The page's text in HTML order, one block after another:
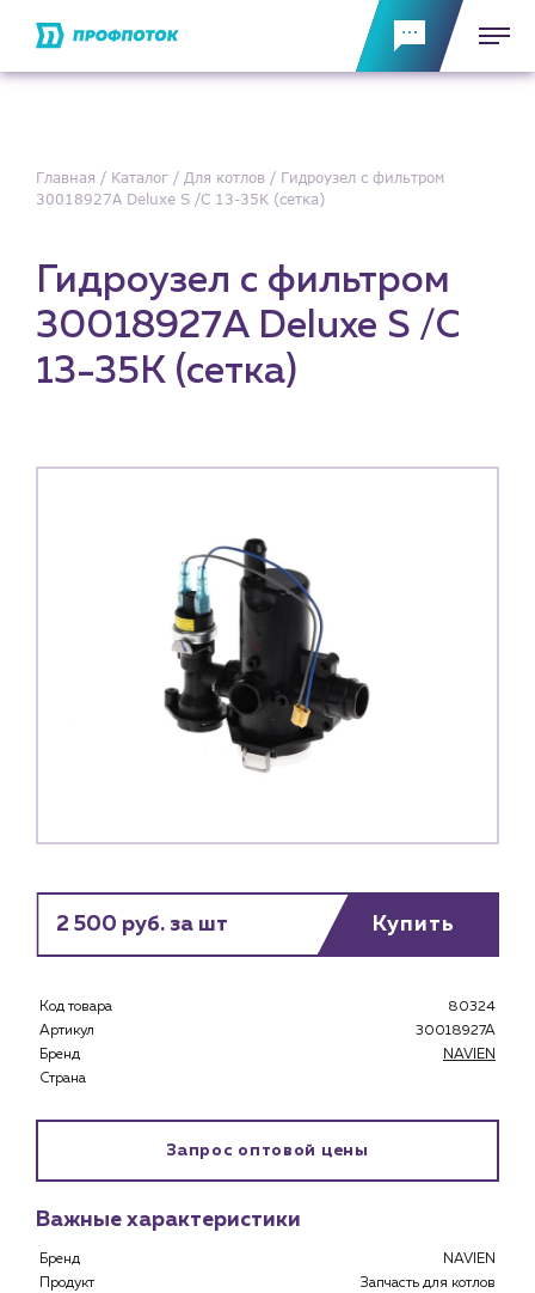
Монтажным бригадам
О компании
Главная Каталог Для котлов
Гидроузел с фильтром
30018927A Deluxe S /С 13-35K (сетка)
Гидроузел с фильтром
30018927A Deluxe S /С
13-35K (сетка)
2 500 руб. за шт Купить
Код товара
80324
Артикул
30018927A
Бренд
NAVIEN
Страна
Запрос оптовой цены
Важные характеристики
Бренд
NAVIEN
Продукт
Запчасть для котлов